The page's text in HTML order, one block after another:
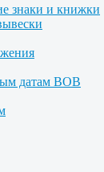
знаки и книжки
датам ВОВ